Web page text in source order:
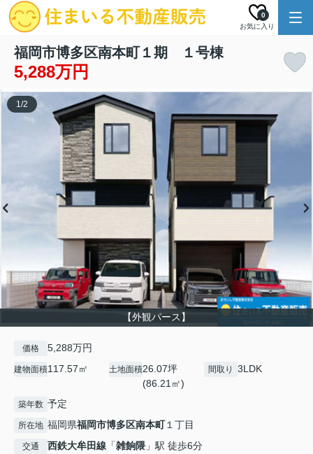
お気に入り
0
福岡市博多区南本町１期 １号棟
5,288万円
【外観パース】
1/2
価格 5,288万円
建物面積117.57㎡ 土地面積26.07坪
(86.21㎡)
間取り 3LDK
築年数 予定
所在地 福岡県福岡市博多区南本町１丁目
交通 西鉄大牟田線 「雑餉隈 」駅 徒歩6分